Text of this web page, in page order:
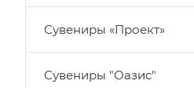
Сувениры «Проект»
Сувениры "Оазис"